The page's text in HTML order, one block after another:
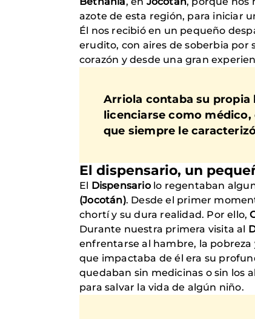
azote de esta región, para iniciar
Él nos recibió en un pequeño
erudito, con aires de soberbia por
corazón y desde una gran
Arriola contaba su propia
licenciarse como
que siempre le
El dispensario, un
El Dispensario lo regentaban
(Jocotán). Desde el primer
chortí y su dura realidad. Por ello,
Durante nuestra primera visita al
enfrentarse al hambre, la
que impactaba de él era su
quedaban sin medicinas o sin los
para salvar la vida de algún niño.